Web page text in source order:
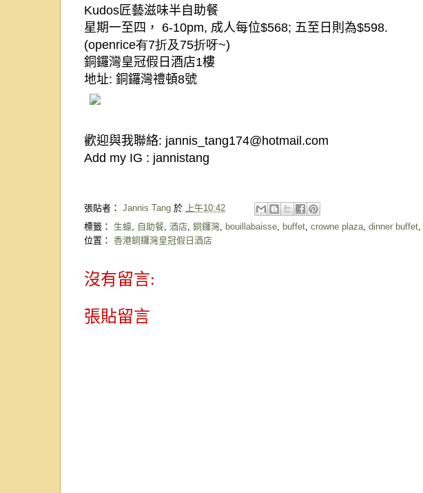
Kudos匠藝滋味半自助餐
星期一至四， 6-10pm, 成人每位$568; 五至日則為$598.
(openrice有7折及75折呀~)
銅鑼灣皇冠假日酒店1樓
地址: 銅鑼灣禮頓8號
歡迎與我聯絡: jannis_tang174@hotmail.com
Add my IG : jannistang
張貼者： Jannis Tang 於
上午10:42
標籤： 生蠔 自助餐 酒店 銅鑼灣 bouillabaisse buffet crowne plaza dinner buffet
位置： 香港銅鑼灣皇冠假日酒店
沒有留言:
張貼留言